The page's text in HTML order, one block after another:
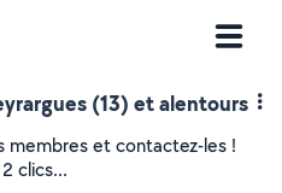
(13) et alentours
membres et contactez-les !
clics...